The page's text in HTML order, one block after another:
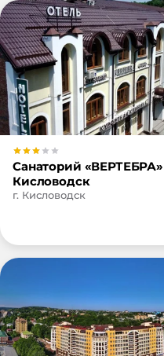
Санаторий «ВЕРТЕБРА»
Кисловодск
г. Кисловодск